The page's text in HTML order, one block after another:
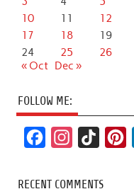
10
11 12
17
18 19
24
25 26
« Oct Dec »
FOLLOW ME:
c
s
k
RECENT COMMENTS